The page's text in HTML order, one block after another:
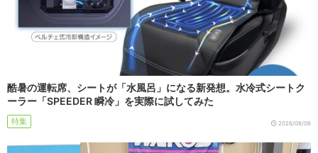
酷暑の運転席、シートが「水風呂」になる新発想。水冷式シートク
ーラー「SPEEDER 瞬冷」を実際に試してみた
特集 2026/08/06